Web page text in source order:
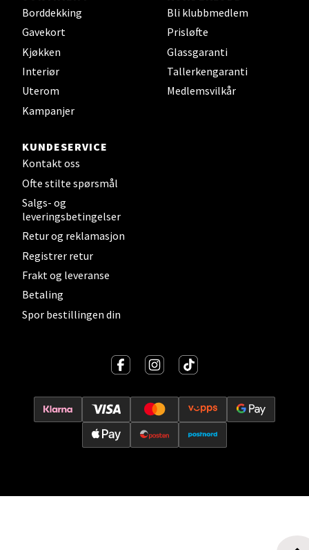
Borddekking
Gavekort
Kjøkken
Interiør
Uterom
Kampanjer
Bli klubbmedlem
Prisløfte
Glassgaranti
Tallerkengaranti
Medlemsvilkår
KUNDESERVICE
Kontakt oss
Ofte stilte spørsmål
Salgs- og
leveringsbetingelser
Retur og reklamasjon
Registrer retur
Frakt og leveranse
Betaling
Spor bestillingen din
Leirvik - Stord
Åpent i dag 10-15
Oslo - Thon Senter Storo
Vitaminveien 7 - 9, 0485 Oslo
Åpent i dag 10-19
0 i butikk
Lillehammer - Strandtorget
Strandtorget, 2609 Lillehammer